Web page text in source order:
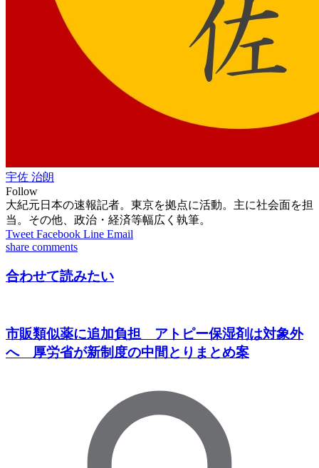
宇佐 治朗
Follow
大紀元日本の速報記者。東京を拠点に活動。主に社会面を担
当。その他、政治・経済等幅広く執筆。
Tweet Facebook Line Email
share comments
合わせて読みたい
市販類似薬に追加負担 アトピー保湿剤は対象外
へ 厚労省が新制度の中間とりまとめ案